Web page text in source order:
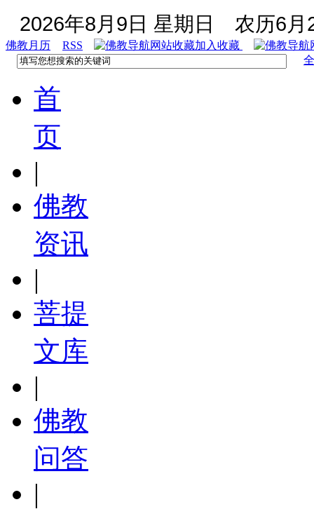
2026年8月9日 星期日 农历6月
佛教月历 RSS
加入收藏
首
页
|
佛教
资讯
|
菩提
文库
|
佛教
问答
|